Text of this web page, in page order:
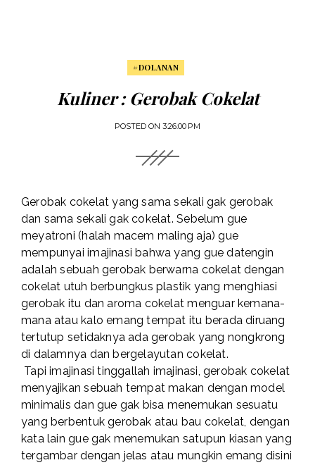
#DOLANAN
Kuliner : Gerobak Cokelat
POSTED ON 3:26:00 PM
Gerobak cokelat yang sama sekali gak gerobak
dan sama sekali gak cokelat. Sebelum gue
meyatroni (halah macem maling aja) gue
mempunyai imajinasi bahwa yang gue datengin
adalah sebuah gerobak berwarna cokelat dengan
cokelat utuh berbungkus plastik yang menghiasi
gerobak itu dan aroma cokelat menguar kemana-
mana atau kalo emang tempat itu berada diruang
tertutup setidaknya ada gerobak yang nongkrong
di dalamnya dan bergelayutan cokelat.
Tapi imajinasi tinggallah imajinasi, gerobak cokelat
menyajikan sebuah tempat makan dengan model
minimalis dan gue gak bisa menemukan sesuatu
yang berbentuk gerobak atau bau cokelat, dengan
kata lain gue gak menemukan satupun kiasan yang
tergambar dengan jelas atau mungkin emang disini